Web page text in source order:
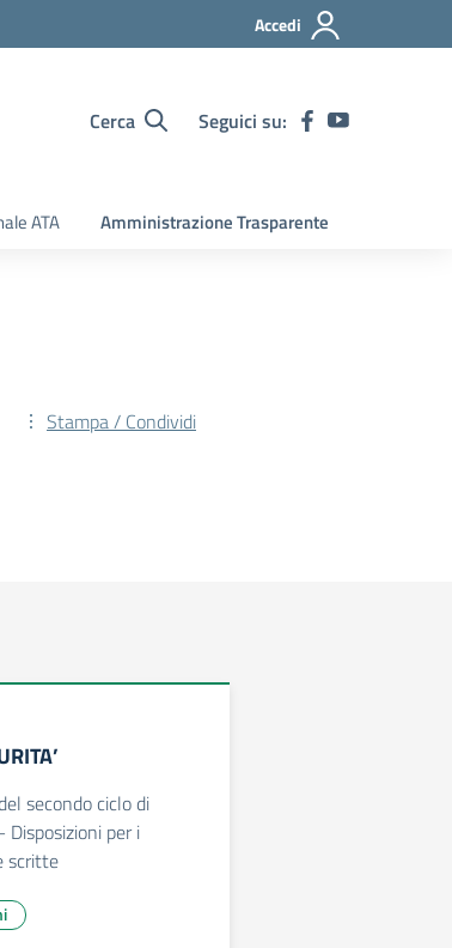
Accedi
Cerca Seguici su:
ATA Amministrazione Trasparente
Stampa / Condividi
secondo ciclo di
per i
scritte